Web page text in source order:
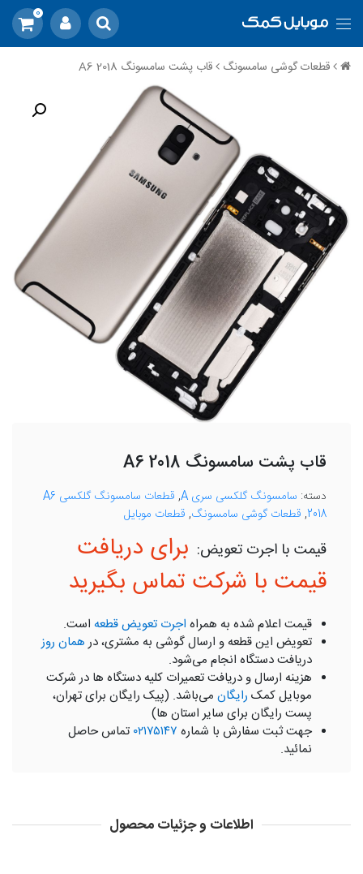
0
قطعات گوشی سامسونگ قاب پشت سامسونگ A6 2018
قاب پشت سامسونگ A6 2018
دسته: سامسونگ گلکسی سری A ,
قطعات سامسونگ گلکسی A6
2018
, قطعات گوشی سامسونگ, قطعات موبایل
برای دریافت
قیمت با شرکت تماس بگیرید
قیمت اعلام شده به همراه اجرت تعویض قطعه است.
تعویض این قطعه و ارسال گوشی به مشتری، درهمان روز
دریافت دستگاه انجام می‌شود.
هزینه ارسال و دریافت تعمیرات کلیه دستگاه ها در شرکت
موبایل کمک رایگان می‌باشد. (پیک رایگان برای تهران،
پست رایگان برای سایر استان ها)
جهت ثبت سفارش با شماره ۰۲۱۷۵۱۴۷ تماس حاصل
نمائید.
اطلاعات و جزئیات محصول